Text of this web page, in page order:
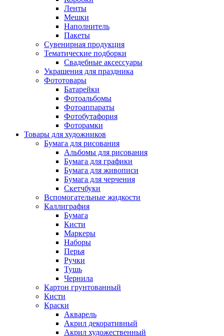
Ленты
Мешки
Наполнитель
Пакеты
Сувенирная продукция
Тематические подборки
Свадебные аксессуары
Украшения для праздника
Фототовары
Батарейки
Фотоальбомы
Фотоаппараты
Фотобутафория
Фоторамки
Товары для художников
Бумага для рисования
Альбомы для рисования
Бумага для графики
Бумага для живописи
Бумага для черчения
Скетчбуки
Вспомогательные жидкости
Каллиграфия
Бумага
Кисти
Маркеры
Наборы
Перья
Ручки
Тушь
Чернила
Картон грунтованный
Кисти
Краски
Акварель
Акрил декоративный
Акрил художественный